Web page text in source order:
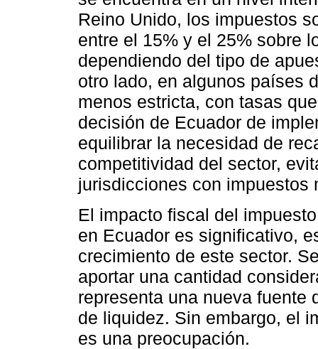
Reino Unido, los impuestos
entre el 15% y el 25% sobre
dependiendo del tipo de
otro lado, en algunos países
menos estricta, con tasas
decisión de Ecuador de
equilibrar la necesidad de
competitividad del sector,
jurisdicciones con impuestos
El impacto fiscal del
en Ecuador es significativo,
crecimiento de este sector.
aportar una cantidad
representa una nueva fuente
de liquidez. Sin embargo, el
es una preocupación.